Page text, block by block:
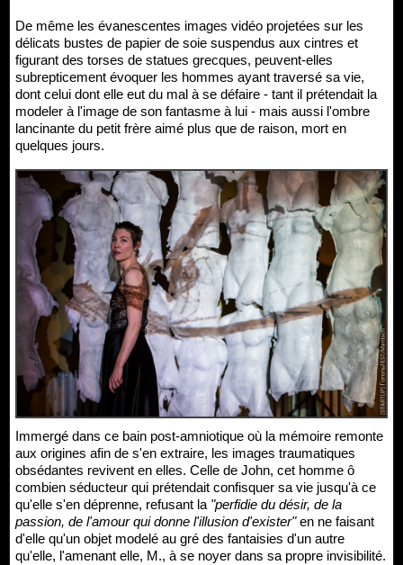
De même les évanescentes images vidéo projetées sur les
délicats bustes de papier de soie suspendus aux cintres et
figurant des torses de statues grecques, peuvent-elles
subrepticement évoquer les hommes ayant traversé sa vie,
dont celui dont elle eut du mal à se défaire - tant il prétendait la
modeler à l'image de son fantasme à lui - mais aussi l'ombre
lancinante du petit frère aimé plus que de raison, mort en
quelques jours.
Immergé dans ce bain post-amniotique où la mémoire remonte
aux origines afin de s'en extraire, les images traumatiques
obsédantes revivent en elles. Celle de John, cet homme ô
combien séducteur qui prétendait confisquer sa vie jusqu'à ce
qu'elle s'en déprenne, refusant la "perfidie du désir, de la
passion, de l'amour qui donne l'illusion d'exister"en ne faisant
d'elle qu'un objet modelé au gré des fantaisies d'un autre
qu'elle, l'amenant elle, M., à se noyer dans sa propre invisibilité.